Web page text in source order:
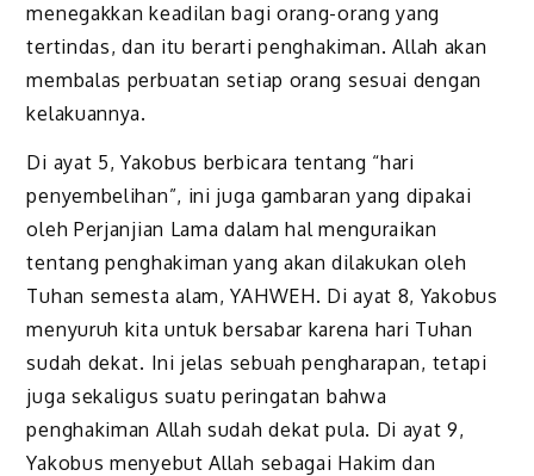
menegakkan keadilan bagi orang-orang yang
tertindas, dan itu berarti penghakiman. Allah akan
membalas perbuatan setiap orang sesuai dengan
kelakuannya.
Di ayat 5, Yakobus berbicara tentang “hari
penyembelihan”, ini juga gambaran yang dipakai
oleh Perjanjian Lama dalam hal menguraikan
tentang penghakiman yang akan dilakukan oleh
Tuhan semesta alam, YAHWEH. Di ayat 8, Yakobus
menyuruh kita untuk bersabar karena hari Tuhan
sudah dekat. Ini jelas sebuah pengharapan, tetapi
juga sekaligus suatu peringatan bahwa
penghakiman Allah sudah dekat pula. Di ayat 9,
Yakobus menyebut Allah sebagai Hakim dan